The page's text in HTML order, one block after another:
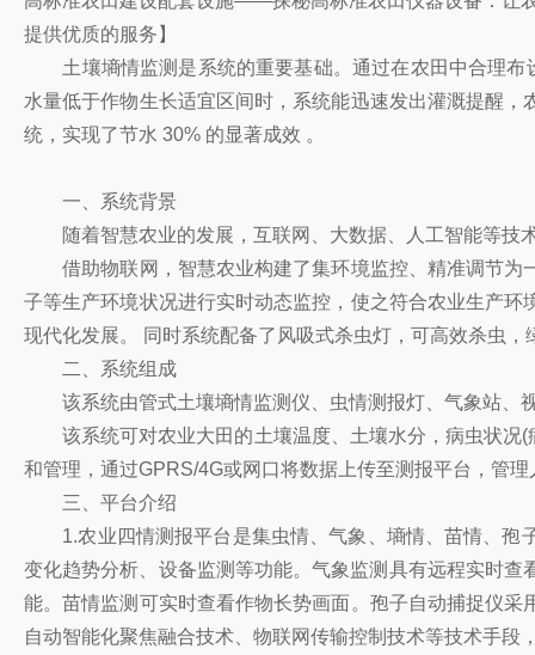
提供优质的服务】
土壤墒情监测是系统的重要基础。通过在农田中合理布
水量低于作物生长适宜区间时，系统能迅速发出灌溉提醒
统，实现了节水 30% 的显著成效 。
一、系统背景
随着智慧农业的发展，互联网、大数据、人工智能等技
借助物联网，智慧农业构建了集环境监控、精准调节为
子等生产环境状况进行实时动态监控，使之符合农业生产
现代化发展。 同时系统配备了风吸式杀虫灯，可高效杀虫，
二、系统组成
该系统由管式土壤墒情监测仪、虫情测报灯、气象站、
该系统可对农业大田的土壤温度、土壤水分，病虫状况(
和管理，通过GPRS/4G或网口将数据上传至测报平台，管
三、平台介绍
1.农业四情测报平台是集虫情、气象、墒情、苗情、孢
变化趋势分析、设备监测等功能。气象监测具有远程实时
能。苗情监测可实时查看作物长势画面。孢子自动捕捉仪
自动智能化聚焦融合技术、物联网传输控制技术等技术手